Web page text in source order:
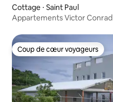
Cottage ⋅ Saint Paul
Appartements Victor Conrad
Coup de cœur voyageurs
Coup de cœur voyageurs